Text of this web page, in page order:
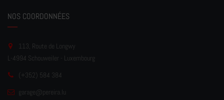
NOS COORDONNÉES
113, Route de Longwy
L-4994 Schouweiler - Luxembourg
(+352) 584 384
garage@pereira.lu